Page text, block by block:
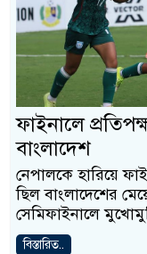
ফাইনালে
বাংলাদেশ
নেপালকে হারিয়ে
ছিল বাংলাদেশের
সেমিফাইনালে
বিস্তারিত..